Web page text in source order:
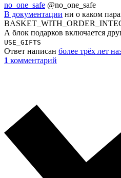
no_one_safe @no_one_safe
В документации ни о каком
А блок подарков включается
USE_GIFTS
Ответ написан более трёх лет
1 комментарий